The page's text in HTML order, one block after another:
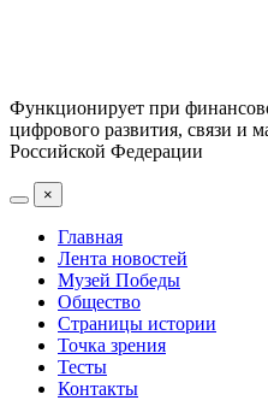
Функционирует при
цифрового развития, связи и
Российской Федерации
×
Главная
Лента новостей
Музей Победы
Общество
Страницы истории
Точка зрения
Тесты
Контакты